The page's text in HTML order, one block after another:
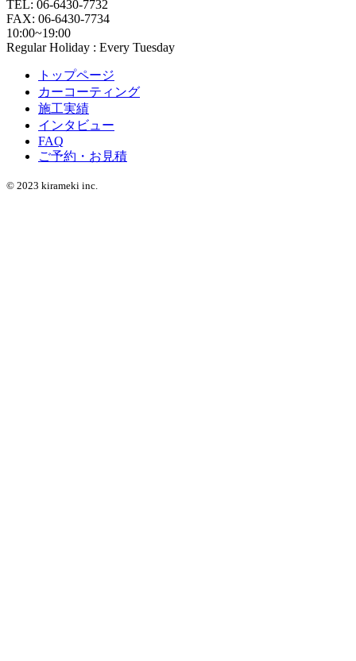
TEL: 06-6430-7732
FAX: 06-6430-7734
10:00~19:00
Regular Holiday : Every Tuesday
トップページ
カーコーティング
施工実績
インタビュー
FAQ
ご予約・お見積
© 2023 kirameki inc.